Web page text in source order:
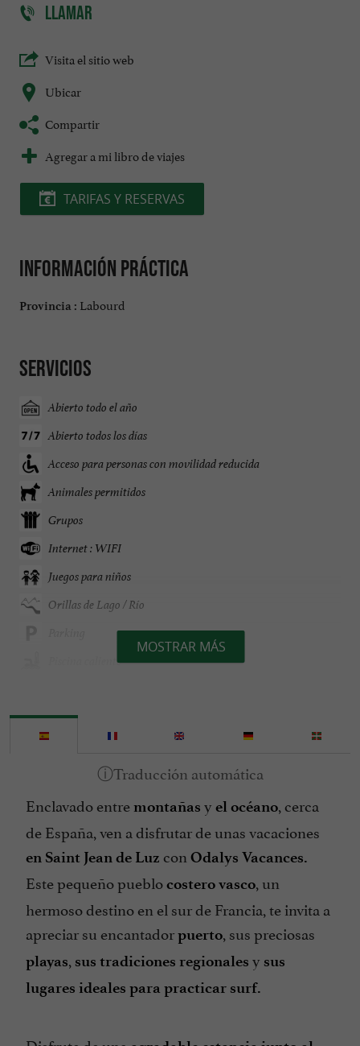
LLAMAR
Visita el sitio web
Ubicar
Compartir
Agregar a mi libro de viajes
TARIFAS Y RESERVAS
Información práctica
Provincia : Labourd
Servicios
Abierto todo el año
Abierto todos los días
Acceso para personas con movilidad reducida
Animales permitidos
Grupos
Internet : WIFI
Juegos para niños
Orillas de Lago / Río
Piscina caliente
Tarjetas de Crédito admitidas
Tennis
Vista sobre el mar
MOSTRAR MÁS
Enclavado entre montañas y el océano, cerca
de España, ven a disfrutar de unas vacaciones
en Saint Jean de Luz con Odalys Vacances.
Este pequeño pueblocostero vasco, un
hermoso destino en el sur de Francia, te invita a
apreciar su encantadorpuerto, sus preciosas
playas, sus tradiciones regionales y sus
lugares ideales para practicar surf.